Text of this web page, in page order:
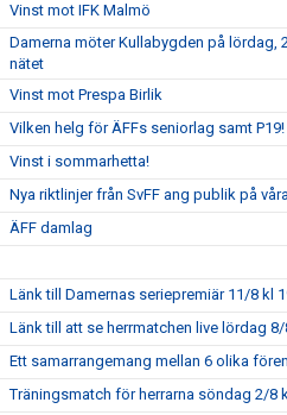
Vinst mot IFK Malmö
Damerna möter Kullabygden på lördag,
nätet
Vinst mot Prespa Birlik
Vilken helg för ÄFFs seniorlag samt P19!
Vinst i sommarhetta!
Nya riktlinjer från SvFF ang publik på
ÄFF damlag
Länk till Damernas seriepremiär 11/8 kl
Länk till att se herrmatchen live lördag 8/
Ett samarrangemang mellan 6 olika
Träningsmatch för herrarna söndag 2/8